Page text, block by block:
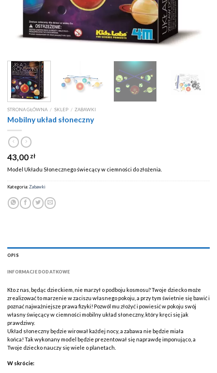
STRONA GŁÓWNA / SKLEP / ZABAWKI
Mobilny układ słoneczny
43,00 zł
Model Układu Słonecznego świecący w ciemności do złożenia.
Kategoria:Zabawki
OPIS
INFORMACJE DODATKOWE
Kto z nas, będąc dzieckiem, nie marzył o podboju kosmosu? Twoje dziecko może
zrealizować to marzenie w zaciszu własnego pokoju, a przy tym świetnie się bawić i
poznać najważniejsze prawa fizyki! Pozwól mu złożyć i powiesić w pokoju swój
własny święcący w ciemności mobilny układ słoneczny, który kręci się jak
prawdziwy.
Układ słoneczny będzie wirował każdej nocy, a zabawa nie będzie miała
końca! Tak wykonany model będzie prezentował się naprawdę imponująco, a
Twoje dziecko nauczy się wiele o planetach.
W skrócie: